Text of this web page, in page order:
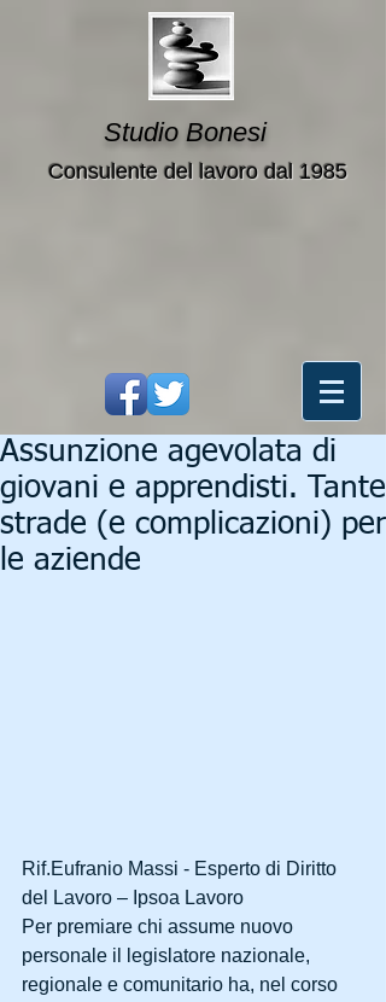
Studio Bonesi
Consulente del lavoro dal 1985
Assunzione agevolata di
giovani e apprendisti. Tante
strade (e complicazioni) per
le aziende
Rif.Eufranio Massi - Esperto di Diritto
del Lavoro – Ipsoa Lavoro
Per premiare chi assume nuovo
personale il legislatore nazionale,
regionale e comunitario ha, nel corso